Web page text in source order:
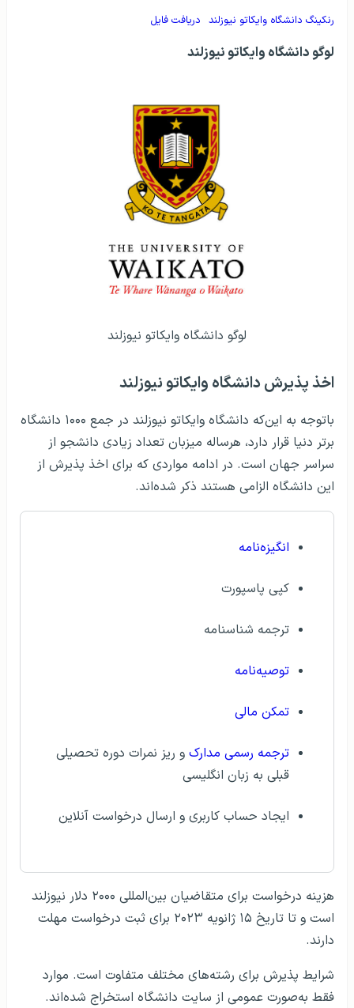
رنکینگ دانشگاه وایکاتو نیوزلند دریافت فایل
لوگو دانشگاه وایکاتو نیوزلند
لوگو دانشگاه وایکاتو نیوزلند
اخذ پذیرش دانشگاه وایکاتو نیوزلند
باتوجه به این‌که دانشگاه وایکاتو نیوزلند در جمع ۱۰۰۰ دانشگاه
برتر دنیا قرار دارد، هرساله میزبان تعداد زیادی دانشجو از
سراسر جهان است. در ادامه مواردی که برای اخذ پذیرش از
این دانشگاه الزامی هستند ذکر شده‌اند.
انگیزه‌نامه
کپی پاسپورت
ترجمه شناسنامه
توصیه‌نامه
تمکن مالی
ترجمه رسمی مدارک و ریز نمرات دوره تحصیلی
قبلی به زبان انگلیسی
ایجاد حساب کاربری و ارسال درخواست آنلاین
هزینه درخواست برای متقاضیان بین‌المللی ۲۰۰۰ دلار نیوزلند
است و تا تاریخ ۱۵ ژانویه ۲۰۲۳ برای ثبت درخواست مهلت
دارند.
شرایط پذیرش برای رشته‌های مختلف متفاوت است. موارد
فقط به‌صورت عمومی از سایت دانشگاه استخراج شده‌اند.